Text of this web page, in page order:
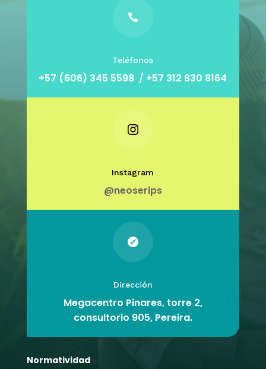

Teléfonos
+57 (606) 345 5598 / +57 312 830 8164

Instagram
@neoserips

Dirección
Megacentro Pinares, torre 2,
consultorio 905, Pereira.
Normatividad